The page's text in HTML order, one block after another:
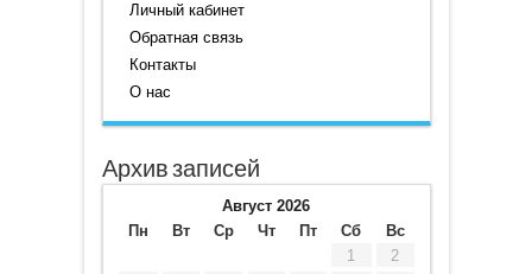
Личный кабинет
Обратная связь
Контакты
О нас
Архив записей
Август 2026
Пн
Вт Ср Чт Пт Сб
Вс
1
2